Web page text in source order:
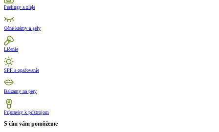
Peelingy a oleje
Očné krémy a gély
Líčenie
SPF a opaľovanie
Balzamy na pery
Prípravky k prístrojom
S čím vám pomôžeme